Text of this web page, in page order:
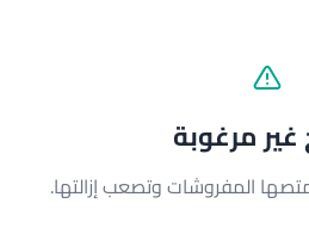
غير مرغوبة
المفروشات وتصعب إزالتها.